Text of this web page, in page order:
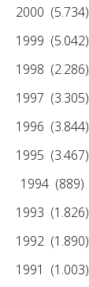
2000 (5.734)
1999 (5.042)
1998 (2.286)
1997 (3.305)
1996 (3.844)
1995 (3.467)
1994 (889)
1993 (1.826)
1992 (1.890)
1991 (1.003)